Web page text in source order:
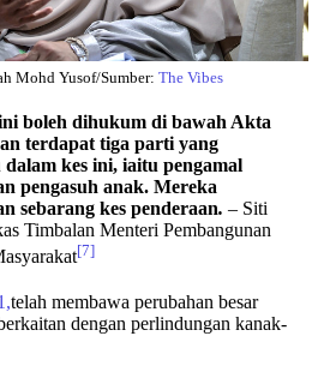
Mohd Yusof/Sumber: The Vibes
boleh dihukum di bawah Akta
terdapat tiga parti yang
kes ini, iaitu pengamal
pengasuh anak. Mereka
sebarang kes penderaan. – Siti
Timbalan Menteri Pembangunan
[7]
telah membawa perubahan besar
dengan perlindungan kanak-